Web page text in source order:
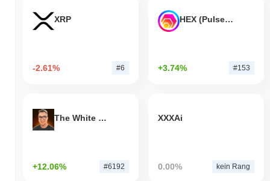
XRP
-2.61% #6
HEX (Pulsechain)
+3.74% #153
The White Bull
+12.06% #6192
XXXAi
0.00% kein Rang